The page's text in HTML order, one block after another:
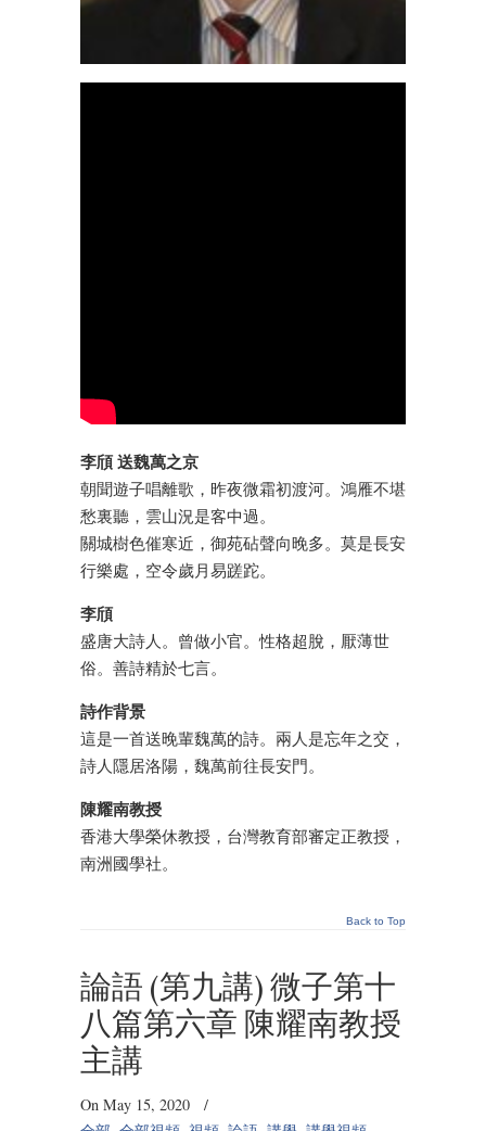
李頎 送魏萬之京
朝聞遊子唱離歌，昨夜微霜初渡河。鴻雁不堪
愁裏聽，雲山況是客中過。
關城樹色催寒近，御苑砧聲向晚多。莫是長安
行樂處，空令歲月易蹉跎。
李頎
盛唐大詩人。曾做小官。性格超脫，厭薄世
俗。善詩精於七言。
詩作背景
這是一首送晚輩魏萬的詩。兩人是忘年之交，
詩人隱居洛陽，魏萬前往長安門。
陳耀南教授
香港大學榮休教授，台灣教育部審定正教授，
南洲國學社。
Back to Top
論語 (第九講) 微子第十
八篇第六章 陳耀南教授
主講
On May 15, 2020
/